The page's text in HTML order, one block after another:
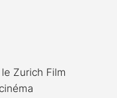
Zurich Film